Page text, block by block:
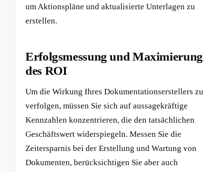
um Aktionspläne und aktualisierte Unterlagen zu
erstellen.
Erfolgsmessung und Maximierung
des ROI
Um die Wirkung Ihres Dokumentationserstellers zu
verfolgen, müssen Sie sich auf aussagekräftige
Kennzahlen konzentrieren, die den tatsächlichen
Geschäftswert widerspiegeln. Messen Sie die
Zeitersparnis bei der Erstellung und Wartung von
Dokumenten, berücksichtigen Sie aber auch